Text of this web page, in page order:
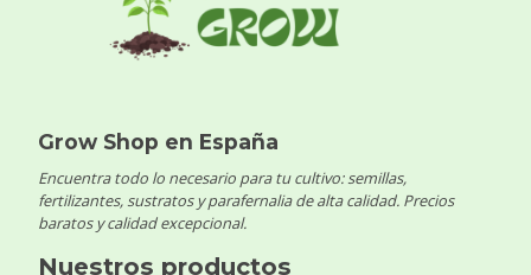
Grow Shop en España
Encuentra todo lo necesario para tu cultivo: semillas,
fertilizantes, sustratos y parafernalia de alta calidad. Precios
baratos y calidad excepcional.
Nuestros productos